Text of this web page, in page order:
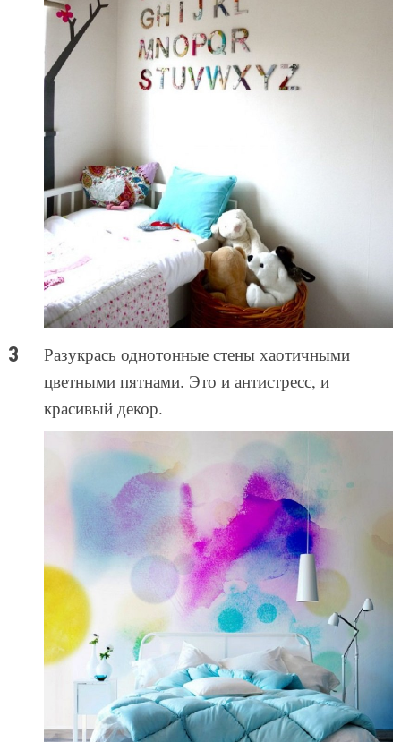
Разукрась однотонные стены хаотичными
цветными пятнами. Это и антистресс, и
красивый декор.